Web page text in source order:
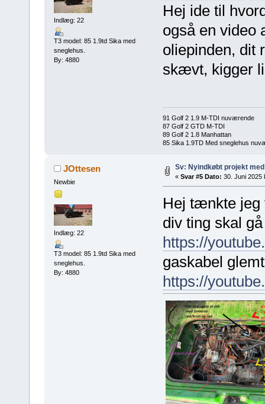
Indlæg: 22
T3 model: 85 1.9td Sika med
sneglehus.
By: 4880
Hej ide til
også en video
oliepinden, dit
skævt, kigger
91 Golf 2 1.9 M-TDI nuværende
87 Golf 2 GTD M-TDI
89 Golf 2 1.8 Manhattan
85 Sika 1.9TD Med sneglehus
JOttesen
Newbie
Indlæg: 22
T3 model: 85 1.9td Sika med
sneglehus.
By: 4880
Sv: Nyindkøbt projekt
« Svar #5 Dato: 30. Juni 2025
Hej tænkte jeg
div ting skal
https://
gaskabel
https://